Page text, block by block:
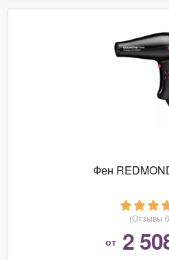
Фен
(Отзывы
от 2